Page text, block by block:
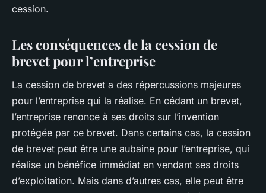
cession.
Les conséquences de la cession de
brevet pour l’entreprise
La cession de brevet a des répercussions majeures
pour l’entreprise qui la réalise. En cédant un brevet,
l’entreprise renonce à ses droits sur l’invention
protégée par ce brevet. Dans certains cas, la cession
de brevet peut être une aubaine pour l’entreprise, qui
réalise un bénéfice immédiat en vendant ses droits
d’exploitation. Mais dans d’autres cas, elle peut être